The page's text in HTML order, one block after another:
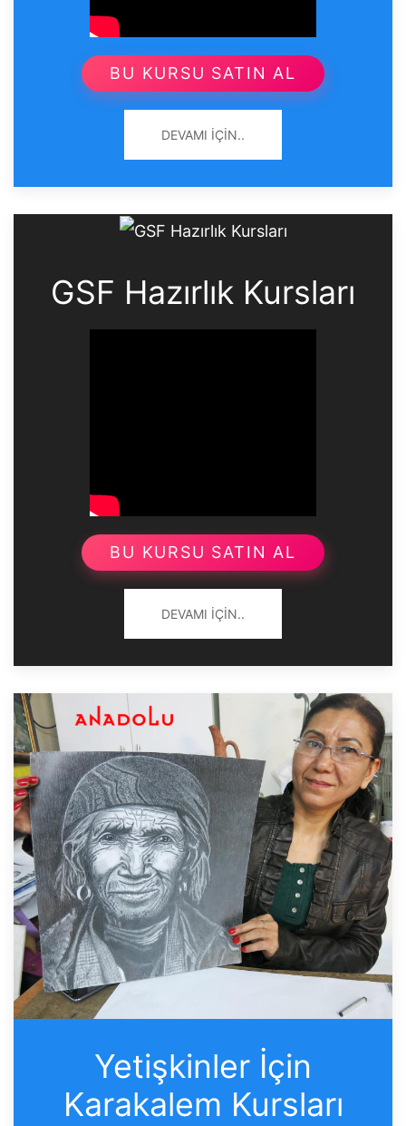
BU KURSU SATIN AL
DEVAMI İÇIN..
GSF Hazırlık Kursları
BU KURSU SATIN AL
DEVAMI İÇIN..
Yetişkinler İçin
Karakalem Kursları